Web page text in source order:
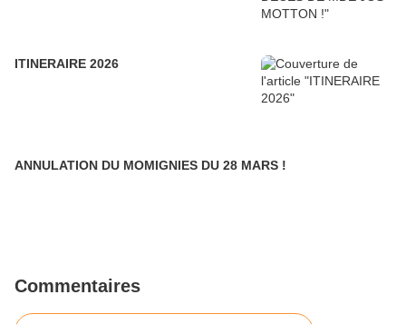
ITINERAIRE 2026
ANNULATION DU MOMIGNIES DU 28 MARS !
Commentaires